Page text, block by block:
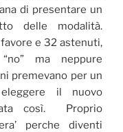
di presentare un
delle modalità.
e 32 astenuti,
ma neppure
premevano per un
il nuovo
così. Proprio
perche diventi